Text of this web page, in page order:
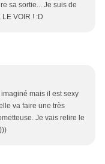
sa sortie... Je suis de
VOIR ! :D
mais il est sexy
va faire une très
Je vais relire le